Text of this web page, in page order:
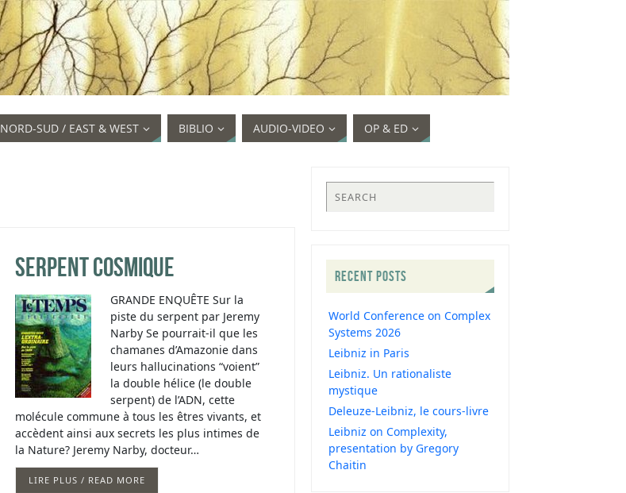
NORD-SUD / EAST & WEST BIBLIO AUDIO-VIDEO OP & ED
Serpent cosmique
GRANDE ENQUÊTE Sur la
piste du serpent par Jeremy
Narby Se pourrait-il que les
chamanes d’Amazonie dans
leurs hallucinations “voient”
la double hélice (le double
serpent) de l’ADN, cette
molécule commune à tous les êtres vivants, et
accèdent ainsi aux secrets les plus intimes de
la Nature? Jeremy Narby, docteur…
LIRE PLUS / READ MORE
RECENT POSTS
World Conference on Complex
Systems 2026
Leibniz in Paris
Leibniz. Un rationaliste
mystique
Deleuze-Leibniz, le cours-livre
Leibniz on Complexity,
presentation by Gregory
Chaitin